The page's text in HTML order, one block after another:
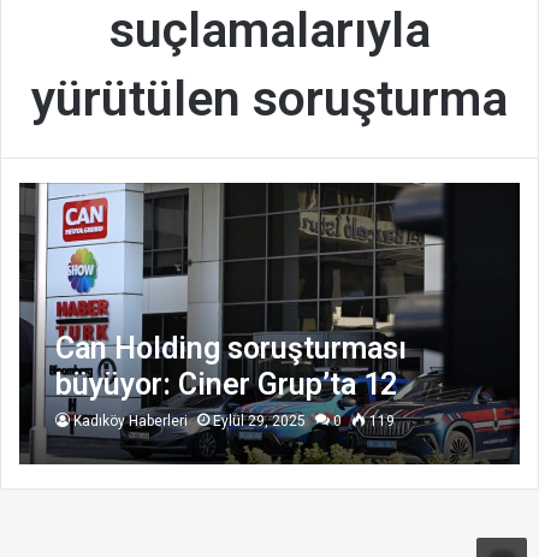
suçlamalarıyla
yürütülen soruşturma
Can Holding soruşturması
büyüyor: Ciner Grup’ta 12
yönetici gözaltında
Kadıköy Haberleri Eylül 29, 2025 0 119